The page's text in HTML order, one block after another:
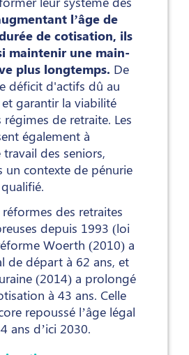
l’âge de
de cotisation, ils
maintenir une main-
plus longtemps. De
déficit d'actifs dû au
garantir la viabilité
de retraite. Les
également à
des seniors,
un contexte de pénurie
réformes des retraites
depuis 1993 (loi
Woerth (2010) a
de départ à 62 ans, et
(2014) a prolongé
à 43 ans. Celle
repoussé l’âge légal
ans d’ici 2030.